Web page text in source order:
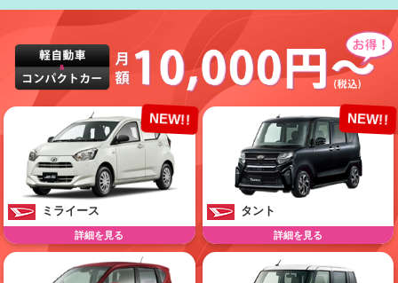
ミライース
NEW!!
詳細を見る
タント
NEW!!
詳細を見る